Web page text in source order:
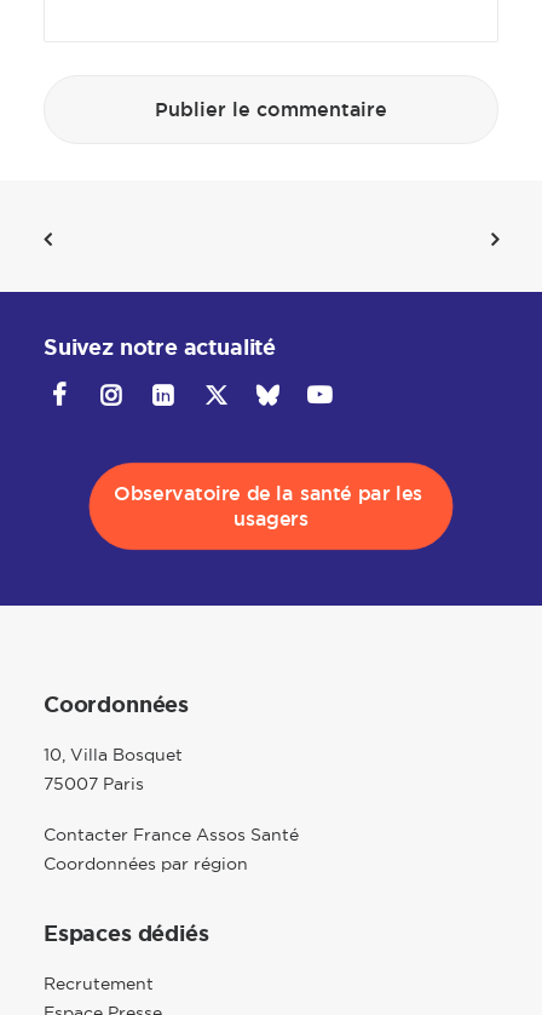
Suivez notre actualité
Observatoire de la santé par les
usagers
Coordonnées
10, Villa Bosquet
75007 Paris
Contacter France Assos Santé
Coordonnées par région
Espaces dédiés
Recrutement